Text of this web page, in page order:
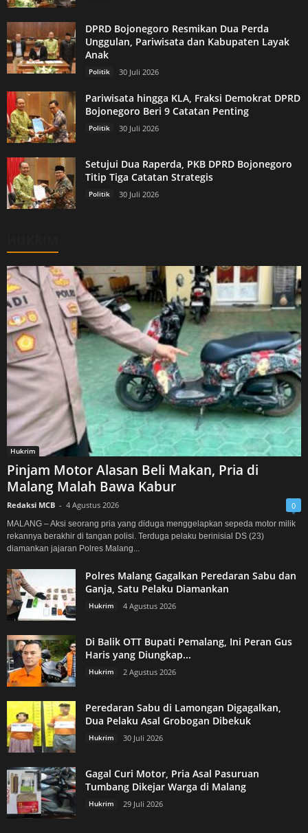
DPRD Bojonegoro Resmikan Dua Perda
Unggulan, Pariwisata dan Kabupaten Layak
Anak
Politik 30 Juli 2026
Pariwisata hingga KLA, Fraksi Demokrat DPRD
Bojonegoro Beri 9 Catatan Penting
Politik 30 Juli 2026
Setujui Dua Raperda, PKB DPRD Bojonegoro
Titip Tiga Catatan Strategis
Politik 30 Juli 2026
Hukrim
Pinjam Motor Alasan Beli Makan, Pria di
Malang Malah Bawa Kabur
Redaksi MCB - 4 Agustus 2026 0
MALANG – Aksi seorang pria yang diduga menggelapkan sepeda motor milik
rekannya berakhir di tangan polisi. Terduga pelaku berinisial DS (23)
diamankan jajaran Polres Malang...
Polres Malang Gagalkan Peredaran Sabu dan
Ganja, Satu Pelaku Diamankan
Hukrim 4 Agustus 2026
Di Balik OTT Bupati Pemalang, Ini Peran Gus
Haris yang Diungkap...
Hukrim 2 Agustus 2026
Peredaran Sabu di Lamongan Digagalkan,
Dua Pelaku Asal Grobogan Dibekuk
Hukrim 30 Juli 2026
Gagal Curi Motor, Pria Asal Pasuruan
Tumbang Dikejar Warga di Malang
Hukrim 29 Juli 2026